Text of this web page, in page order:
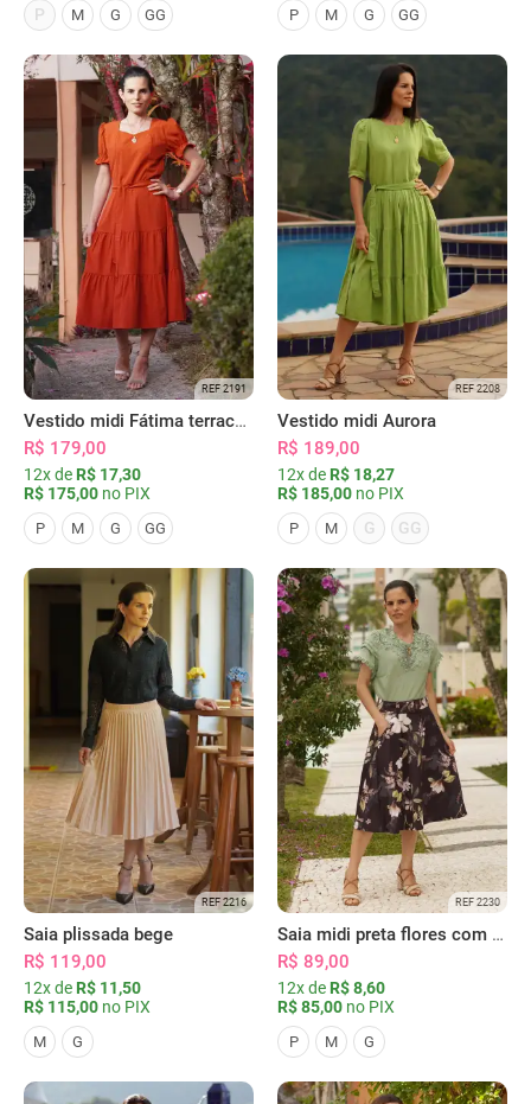
P
M G GG P M G GG
REF 2191
Vestido midi Fátima terracota
R$ 179,00
12x de R$ 17,30
R$ 175,00 no PIX
P M G GG
REF 2208
Vestido midi Aurora
R$ 189,00
12x de R$ 18,27
R$ 185,00 no PIX
P M G GG
REF 2216
Saia plissada bege
R$ 119,00
12x de R$ 11,50
R$ 115,00 no PIX
M G
REF 2230
Saia midi preta flores com bolsos
R$ 89,00
12x de R$ 8,60
R$ 85,00 no PIX
P M G